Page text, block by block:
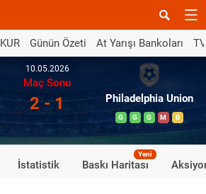
Günün Özeti At Yarışı Bankoları
10.05.2026
Maç Sonu
2 - 1 Philadelphia Union
G G G M B
İstatistik Baskı Haritası
Yeni